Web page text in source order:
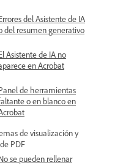
del Asistente de IA
del resumen generativo
Asistente de IA no
en Acrobat
de herramientas
o en blanco en
de visualización y
PDF
se pueden rellenar